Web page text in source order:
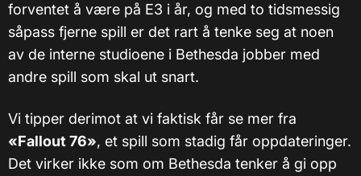
forventet å være på E3 i år, og med to tidsmessig
såpass fjerne spill er det rart å tenke seg at noen
av de interne studioene i Bethesda jobber med
andre spill som skal ut snart.
Vi tipper derimot at vi faktisk får se mer fra
«Fallout 76», et spill som stadig får oppdateringer.
Det virker ikke som om Bethesda tenker å gi opp